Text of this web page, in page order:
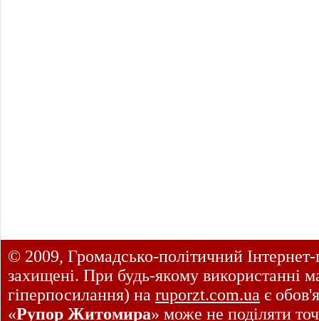
© 2009, Громадсько-політичний
захищені. При будь-якому використанні
гіперпосилання) на ruporzt.com.ua є
«Рупор Житомира» може не поділяти